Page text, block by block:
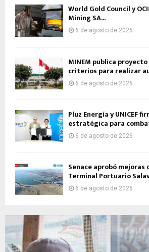
World Gold Council y
Mining SA...
6 de agosto de 2026
MINEM publica
criterios para realizar
6 de agosto de 2026
Pluz Energía y UNICEF
estratégica para
6 de agosto de 2026
Senace aprobó
Terminal Portuario
6 de agosto de 2026